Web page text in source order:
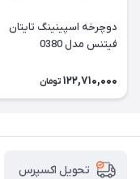
دوچرخه اسپینینگ تایتان
فیتنس مدل 0380
122,710,000 تومان
تحویل اکسپرس